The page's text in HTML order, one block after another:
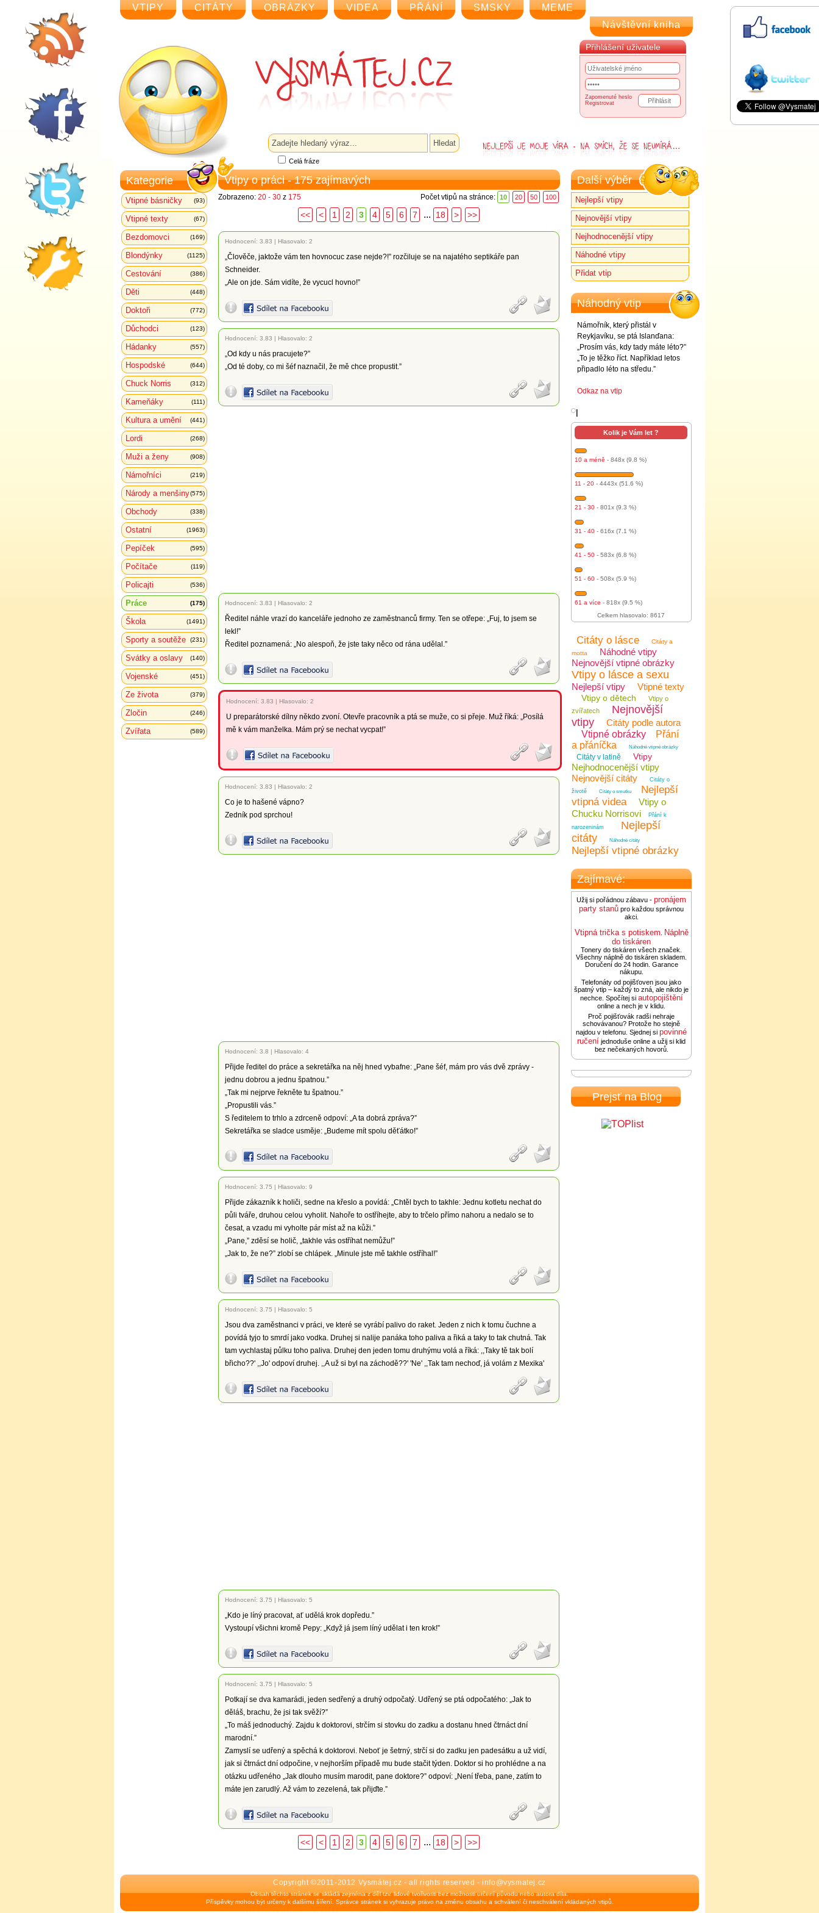
VTIPY CITÁTY OBRÁZKY VIDEA PŘÁNÍ SMSKY
MEME
Návštěvní kniha
Přihlášení uživatele
Zapomenuté heslo
Registrovat
Celá fráze
Kategorie
Vtipné básničky (93)
Vtipné texty (67)
Bezdomovci (169)
Blondýnky (1125)
Cestování (386)
Děti (448)
Doktoři (772)
Důchodci (123)
Hádanky (557)
Hospodské (644)
Chuck Norris (312)
Kameňáky (111)
Kultura a umění (441)
Lordi (268)
Muži a ženy (908)
Námořníci (219)
Národy a menšiny(575)
Obchody (338)
Ostatní (1963)
Pepíček (595)
Počítače (119)
Policajti (536)
Práce (175)
Škola (1491)
Sporty a soutěže (231)
Svátky a oslavy (140)
Vojenské (451)
Ze života (379)
Zločin (246)
Zvířata (589)
Vtipy o práci - 175 zajímavých
Zobrazeno: 20 - 30 z 175 Počet vtipů na stránce: 10 20 50 100
<< < 1 2 3 4 5 6 7 ... 18 > >>
Hodnocení: 3.83 | Hlasovalo: 2
„Člověče, jaktože vám ten hovnocuc zase nejde?!” rozčiluje se na najatého septikáře pan
Schneider.
„Ale on jde. Sám vidíte, že vycucl hovno!”
Hodnocení: 3.83 | Hlasovalo: 2
„Od kdy u nás pracujete?”
„Od té doby, co mi šéf naznačil, že mě chce propustit.”
Hodnocení: 3.83 | Hlasovalo: 2
Ředitel náhle vrazí do kanceláře jednoho ze zaměstnanců firmy. Ten se otřepe: „Fuj, to jsem se
lekl!”
Ředitel poznamená: „No alespoň, že jste taky něco od rána udělal.”
Hodnocení: 3.83 | Hlasovalo: 2
U preparátorské dílny někdo zvoní. Otevře pracovník a ptá se muže, co si přeje. Muž říká: „Posílá
mě k vám manželka. Mám prý se nechat vycpat!”
Hodnocení: 3.83 | Hlasovalo: 2
Co je to hašené vápno?
Zedník pod sprchou!
Hodnocení: 3.8 | Hlasovalo: 4
Přijde ředitel do práce a sekretářka na něj hned vybafne: „Pane šéf, mám pro vás dvě zprávy -
jednu dobrou a jednu špatnou.”
„Tak mi nejprve řekněte tu špatnou.”
„Propustili vás.”
S ředitelem to trhlo a zdrceně odpoví: „A ta dobrá zpráva?”
Sekretářka se sladce usměje: „Budeme mít spolu děťátko!”
Hodnocení: 3.75 | Hlasovalo: 9
Přijde zákazník k holiči, sedne na křeslo a povídá: „Chtěl bych to takhle: Jednu kotletu nechat do
půli tváře, druhou celou vyholit. Nahoře to ostříhejte, aby to trčelo přímo nahoru a nedalo se to
česat, a vzadu mi vyholte pár míst až na kůži.”
„Pane,” zděsí se holič, „takhle vás ostříhat nemůžu!”
„Jak to, že ne?” zlobí se chlápek. „Minule jste mě takhle ostříhal!”
Hodnocení: 3.75 | Hlasovalo: 5
Jsou dva zaměstnanci v práci, ve které se vyrábí palivo do raket. Jeden z nich k tomu čuchne a
povídá tyjo to smrdí jako vodka. Druhej si nalije panáka toho paliva a řiká a taky to tak chutná. Tak
tam vychlastaj půlku toho paliva. Druhej den jeden tomu druhýmu volá a říká: ,,Taky tě tak bolí
břicho??' ,,Jo' odpoví druhej. ,,A už si byl na záchodě??' 'Ne' ,,Tak tam nechoď, já volám z Mexika'
Hodnocení: 3.75 | Hlasovalo: 5
„Kdo je líný pracovat, ať udělá krok dopředu.”
Vystoupí všichni kromě Pepy: „Když já jsem líný udělat i ten krok!”
Hodnocení: 3.75 | Hlasovalo: 5
Potkají se dva kamarádi, jeden sedřený a druhý odpočatý. Udřený se ptá odpočatého: „Jak to
děláš, brachu, že jsi tak svěží?”
„To máš jednoduchý. Zajdu k doktorovi, strčím si stovku do zadku a dostanu hned čtrnáct dní
marodní.”
Zamyslí se udřený a spěchá k doktorovi. Neboť je šetrný, strčí si do zadku jen padesátku a už vidí,
jak si čtrnáct dní odpočine, v nejhorším případě mu bude stačit týden. Doktor si ho prohlédne a na
otázku udřeného „Jak dlouho musím marodit, pane doktore?” odpoví: „Není třeba, pane, zatím to
máte jen zarudlý. Až vám to zezelená, tak přijďte.”
<< < 1 2 3 4 5 6 7 ... 18 > >>
Další výběr
Nejlepší vtipy
Nejnovější vtipy
Nejhodnocenější vtipy
Náhodné vtipy
Přidat vtip
Náhodný vtip
Námořník, který přistál v
Reykjavíku, se ptá Islanďana:
„Prosím vás, kdy tady máte léto?”
„To je těžko říct. Například letos
připadlo léto na středu.”
Odkaz na vtip
Kolik je Vám let ?
10 a méně - 848x (9.8 %)
11 - 20 - 4443x (51.6 %)
21 - 30 - 801x (9.3 %)
31 - 40 - 616x (7.1 %)
41 - 50 - 583x (6.8 %)
51 - 60 - 508x (5.9 %)
61 a více - 818x (9.5 %)
Celkem hlasovalo: 8617
Citáty o lásce
Citáty a
motta
Náhodné vtipy
Nejnovější vtipné obrázky
Vtipy o lásce a sexu
Nejlepší vtipy Vtipné texty
Vtipy o dětech
Vtipy o
zvířatech
Nejnovější
vtipy
Citáty podle autora
Vtipné obrázky
Přání
a přáníčka
Náhodné vtipné obrázky
Citáty v latině Vtipy
Nejhodnocenější vtipy
Nejnovější citáty
Citáty o
životě
Citáty o smutku
Nejlepší
vtipná videa
Vtipy o
Chucku Norrisovi
Přání k
narozeninám
Nejlepší
citáty
Náhodné citáty
Nejlepší vtipné obrázky
Zajímavé:
Užij si pořádnou zábavu - pronájem
party stanů pro každou správnou
akci.
Vtipná trička s potiskem Náplně
do tiskáren
Tonery do tiskáren všech značek.
Všechny náplně do tiskáren skladem.
Doručení do 24 hodin. Garance
nákupu.
Telefonáty od pojišťoven jsou jako
špatný vtip – každý to zná, ale nikdo je
nechce. Spočítej si autopojištění
online a nech je v klidu.
Proč pojišťovák radši nehraje
schovávanou? Protože ho stejně
najdou v telefonu. Sjednej si povinné
ručení jednoduše online a užij si klid
bez nečekaných hovorů.
Prejsť na Blog
Copyright ©2011-2012 Vysmátej.cz - all rights reserved - info@vysmatej.cz
Obsah těchto stránek se skládá zejména z děl tzv. lidové tvořivosti bez možnosti určení původu nebo autora díla.
Příspěvky mohou být určeny k dalšímu šíření. Správce stránek si vyhrazuje právo na změnu obsahu a schválení či neschválení vkládaných vtipů.